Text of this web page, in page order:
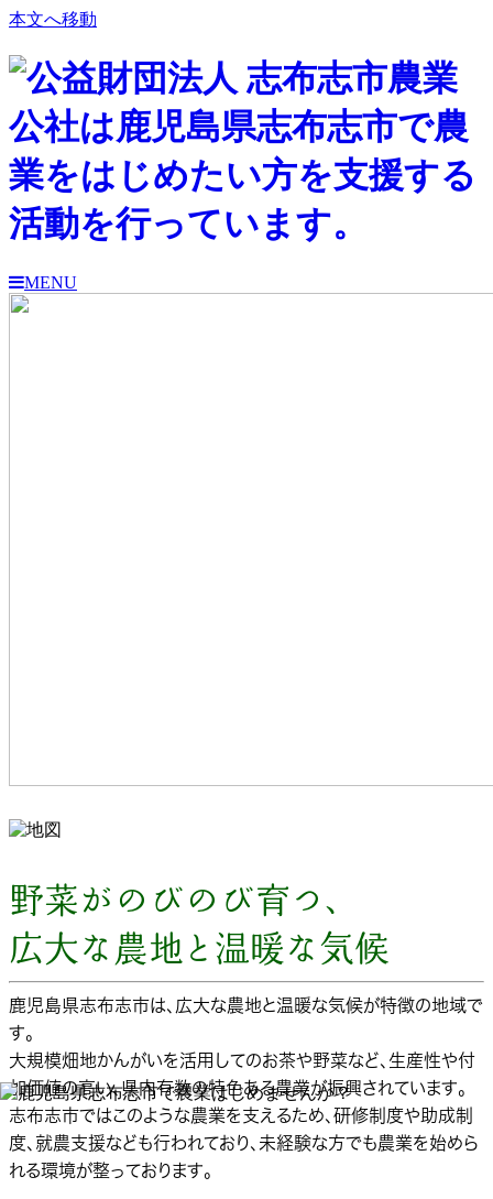
本文へ移動
MENU
野菜がのびのび育つ、
広大な農地と温暖な気候
鹿児島県志布志市は、広大な農地と温暖な気候が特徴の地域で
す。
大規模畑地かんがいを活用してのお茶や野菜など、生産性や付
加価値の高い、県内有数の特色ある農業が振興されています。
志布志市ではこのような農業を支えるため、研修制度や助成制
度、就農支援なども行われており、未経験な方でも農業を始めら
れる環境が整っております。